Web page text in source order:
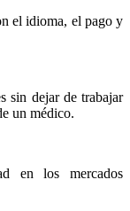
el idioma, el pago y
sin dejar de trabajar
un médico.
en los mercados